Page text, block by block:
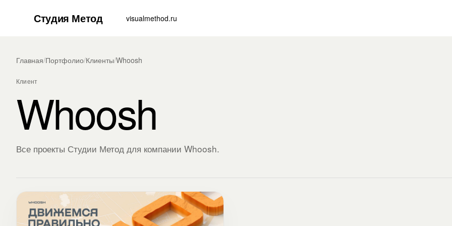
Студия Метод visualmethod.ru
Главная/Портфолио/Клиенты/Whoosh
Клиент
Whoosh
Все проекты Студии Метод для компании Whoosh.